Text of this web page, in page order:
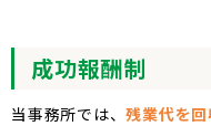
成功報酬制
当事務所では、残業代を